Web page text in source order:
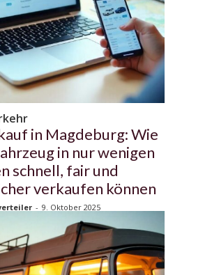
in Magdeburg: Wie
in nur wenigen
schnell, fair und
verkaufen können
- 9. Oktober 2025